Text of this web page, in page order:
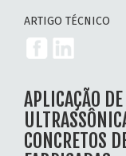
ARTIGO TÉCNICO
APLICAÇÃO
CONCRETOS